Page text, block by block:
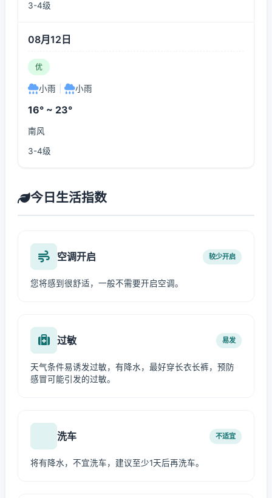
3-4级
08月12日
优
小雨 小雨
16° ~ 23°
南风
3-4级
今日生活指数
空调开启 较少开启
您将感到很舒适，一般不需要开启空调。
过敏 易发
天气条件易诱发过敏，有降水，最好穿长衣长裤，预防
感冒可能引发的过敏。
洗车 不适宜
将有降水，不宜洗车，建议至少1天后再洗车。